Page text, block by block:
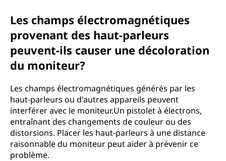
Les champs électromagnétiques
provenant des haut-parleurs
peuvent-ils causer une décoloration
du moniteur?
Les champs électromagnétiques générés par les
haut-parleurs ou d'autres appareils peuvent
interférer avec le moniteur.Un pistolet à électrons,
entraînant des changements de couleur ou des
distorsions. Placer les haut-parleurs à une distance
raisonnable du moniteur peut aider à prévenir ce
problème.